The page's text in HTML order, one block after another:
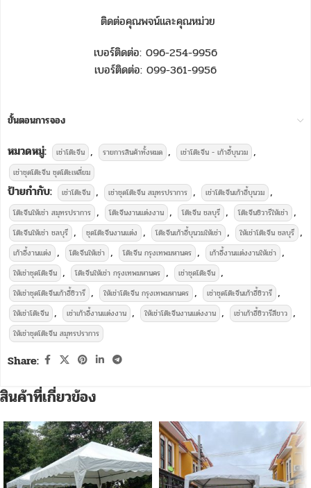
ติดต่อคุณพจน์และคุณหม่วย
เบอร์ติดต่อ: 096-254-9956
เบอร์ติดต่อ: 099-361-9956
ขั้นตอนการจอง
หมวดหมู่: เช่าโต๊ะจีน , รายการสินค้าทั้งหมด , เช่าโต๊ะจีน - เก้าอี้บุนวม ,
เช่าชุดโต๊ะจีน ชุดโต๊ะเหลี่ยม
ป้ายกำกับ: เช่าโต๊ะจีน , เช่าชุดโต๊ะจีน สมุทรปราการ , เช่าโต๊ะจีนเก้าอี้บุนวม ,
โต๊ะจีนให้เช่า สมุทรปราการ , โต๊ะจีนงานแต่งงาน , โต๊ะจีน ชลบุรี , โต๊ะจีนชิวารีให้เช่า ,
โต๊ะจีนให้เช่า ชลบุรี , ชุดโต๊ะจีนงานแต่ง , โต๊ะจีนเก้าอี้บุนวมให้เช่า , ให้เช่าโต๊ะจีน ชลบุรี ,
เก้าอี้งานแต่ง , โต๊ะจีนให้เช่า , โต๊ะจีน กรุงเทพมหานคร , เก้าอี้งานแต่งงานให้เช่า ,
ให้เช่าชุดโต๊ะจีน , โต๊ะจีนให้เช่า กรุงเทพมหานคร , เช่าชุดโต๊ะจีน ,
ให้เช่าชุดโต๊ะจีนเก้าอี้ชิวารี , ให้เช่าโต๊ะจีน กรุงเทพมหานคร , เช่าชุดโต๊ะจีนเก้าอี้ชิวารี ,
ให้เช่าโต๊ะจีน , เช่าเก้าอี้งานแต่งงาน , ให้เช่าโต๊ะจีนงานแต่งงาน , เช่าเก้าอี้ชิวารีสีขาว ,
ให้เช่าชุดโต๊ะจีน สมุทรปราการ
Share:
สินค้าที่เกี่ยวข้อง